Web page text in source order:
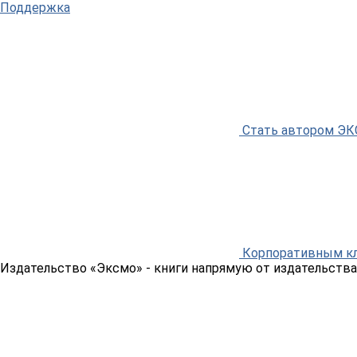
Поддержка
Стать автором
Корпоративным
Издательство «Эксмо» - книги напрямую от издательства